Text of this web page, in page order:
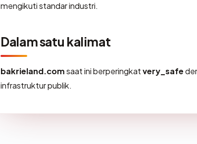
mengikuti standar industri.
Dalam satu kalimat
bakrieland.comsaat ini berperingkatvery_safe
infrastruktur publik.